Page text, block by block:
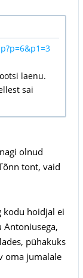
laenu.
sai
olnud
tont, vaid
kodu hoidjal ei
pühakuks
oma jumalale